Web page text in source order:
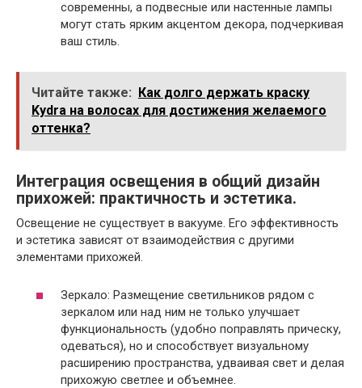
современны, а подвесные или настенные лампы
могут стать ярким акцентом декора, подчеркивая
ваш стиль.
Читайте также: Как долго держать краску
Kydra на волосах для достижения желаемого
оттенка?
Интеграция освещения в общий дизайн
прихожей: практичность и эстетика.
Освещение не существует в вакууме. Его эффективность
и эстетика зависят от взаимодействия с другими
элементами прихожей.
Зеркало: Размещение светильников рядом с
зеркалом или над ним не только улучшает
функциональность (удобно поправлять прическу,
одеваться), но и способствует визуальному
расширению пространства, удваивая свет и делая
прихожую светлее и объемнее.